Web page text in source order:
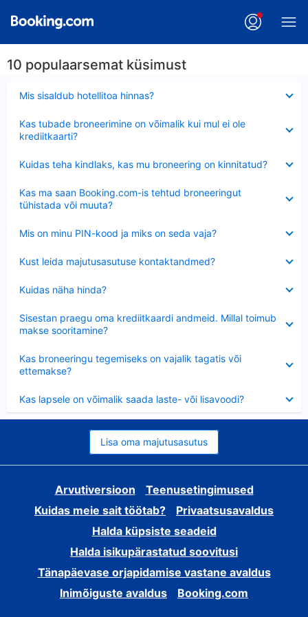
10 populaarsemat küsimust
Mis sisaldub hotellitoa hinnas?
Kas tubade broneerimine on võimalik kui mul ei ole
krediitkaarti?
Kuidas teha kindlaks, kas mu broneering on kinnitatud?
Kas ma saan Booking.com-is tehtud broneeringut
tühistada või muuta?
Mis on minu PIN-kood ja miks on seda vaja?
Kust leida majutusasutuse kontaktandmed?
Kuidas näha hinda?
Sisestan praegu oma krediitkaardi andmeid. Millal toimub
makse sooritamine?
Kas broneeringu tegemiseks on vajalik tagatis või
ettemakse?
Kas lapsele on võimalik saada laste- või lisavoodi?
Lisa oma majutusasutus
Arvutiversioon
Teenusetingimused
Kuidas meie sait töötab?
Privaatsusavaldus
Halda küpsiste seadeid
Halda isikupärastatud soovitusi
Tänapäevase orjapidamise vastane avaldus
Inimõiguste avaldus
Booking.com